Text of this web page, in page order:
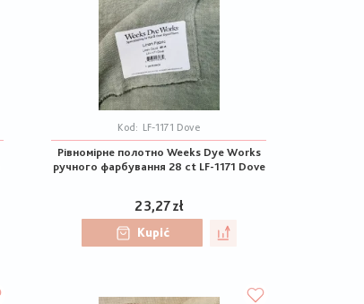
Kod: LF-1171 Dove
Рівномірне полотно Weeks Dye Works
ручного фарбування 28 ct LF-1171 Dove
23,27 zł
Kupić